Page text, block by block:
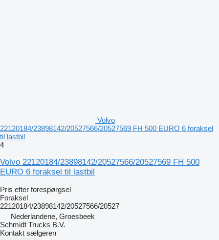
Volvo
22120184/23898142/20527566/20527569 FH 500 EURO 6 foraksel
til lastbil
4
Volvo 22120184/23898142/20527566/20527569 FH 500
EURO 6 foraksel til lastbil
Pris efter forespørgsel
Foraksel
22120184/23898142/20527566/20527
Nederlandene, Groesbeek
Schmidt Trucks B.V.
Kontakt sælgeren